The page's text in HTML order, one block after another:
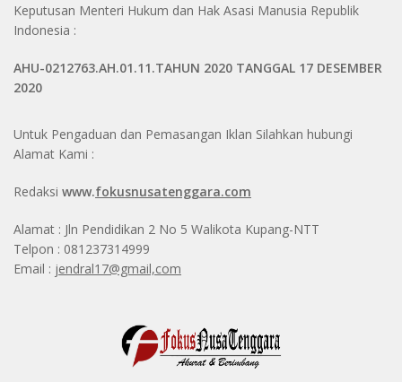
Keputusan Menteri Hukum dan Hak Asasi Manusia Republik
Indonesia :
AHU-0212763.AH.01.11.TAHUN 2020 TANGGAL 17 DESEMBER
2020
Untuk Pengaduan dan Pemasangan Iklan Silahkan hubungi
Alamat Kami :
Redaksi www.fokusnusatenggara.com
Alamat : Jln Pendidikan 2 No 5 Walikota Kupang-NTT
Telpon : 081237314999
Email : jendral17@gmail,com